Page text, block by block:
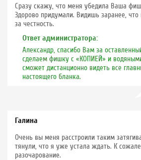
Сразу скажу, что меня убедила Ваша
Здорово придумали. Видишь заранее,
за честность.
Ответ администратора:
Александр, спасибо Вам за
сделаем фишку с «КОПИЕЙ» и
сможет дистанционно видеть все
настоящего бланка.
Галина
Очень вы меня расстроили таким
тянули, что я уже устала ждать. К
разочарование.